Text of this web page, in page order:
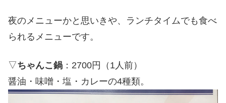
夜のメニューかと思いきや、ランチタイムでも食べ
られるメニューです。
▽ちゃんこ鍋 ：2700円（1人前）
醤油・味噌・塩・カレーの4種類。